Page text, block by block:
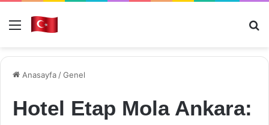
Menü
Anasayfa /Genel
Hotel Etap Mola Ankara: